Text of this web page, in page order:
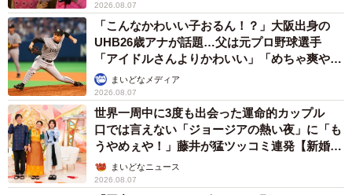
2026.08.07
「こんなかわいい子おるん！？」大阪出身の
UHB26歳アナが話題…父は元プロ野球選手
「アイドルさんよりかわいい」「めちゃ爽や
か」まいどなメディア
2026.08.07
世界一周中に3度も出会った運命的カップル
口では言えない「ジョージアの熱い夜」に「も
うやめぇや！」藤井が猛ツッコミ連発【新婚さ
ん】まいどなニュース
2026.08.07